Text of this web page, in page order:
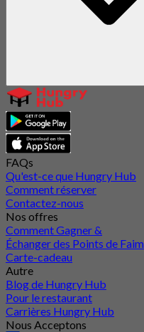
FAQs
Qu'est-ce que Hungry Hub
Comment réserver
Contactez-nous
Nos offres
Comment Gagner &
Échanger des Points de Faim
Carte-cadeau
Autre
Blog de Hungry Hub
Pour le restaurant
Carrières Hungry Hub
Nous Acceptons